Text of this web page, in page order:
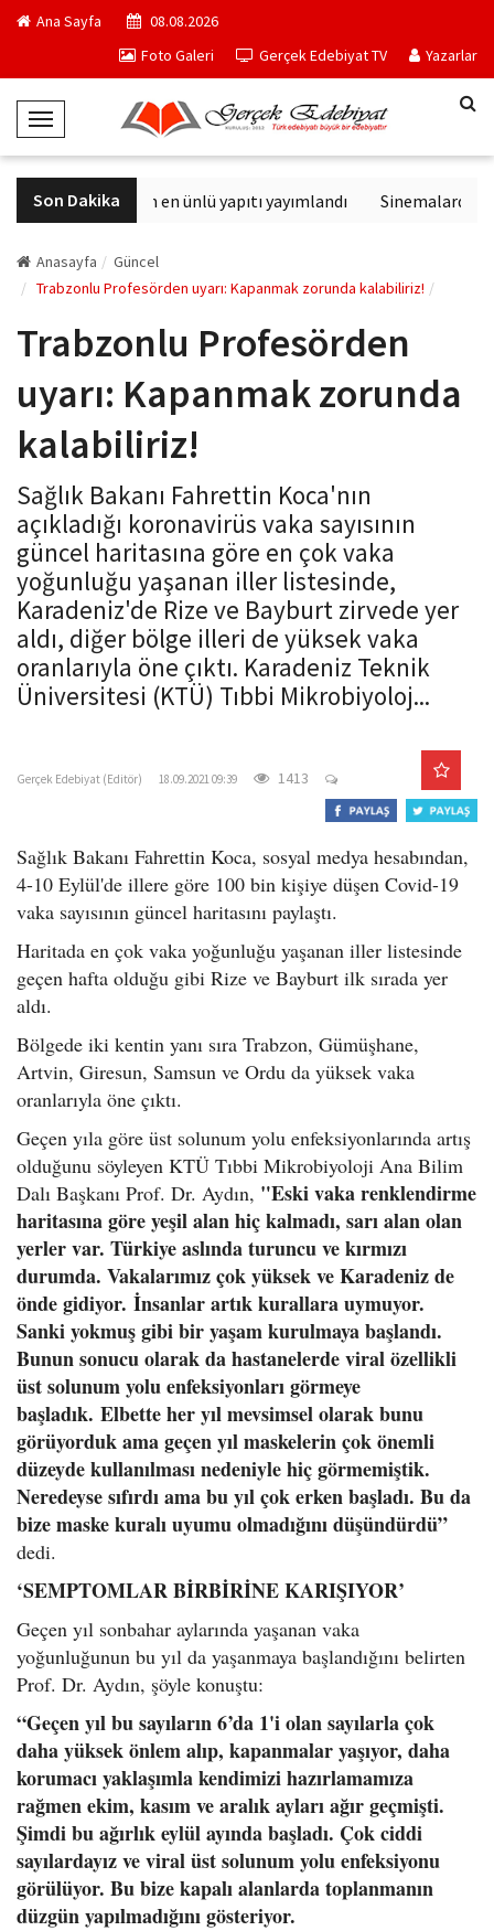
Ana Sayfa
08.08.2026
Foto Galeri
Gerçek Edebiyat TV Yazarlar
T
o
g
g
e
N
v
g
t
o
n
Son Dakika
Philip K. Dick'in en ünlü yapıtı yayımlandı Sinemalarda
Anasayfa
Güncel
Trabzonlu Profesörden uyarı: Kapanmak zorunda kalabiliriz!
Trabzonlu Profesörden
uyarı: Kapanmak zorunda
kalabiliriz!
Sağlık Bakanı Fahrettin Koca'nın
açıkladığı koronavirüs vaka sayısının
güncel haritasına göre en çok vaka
yoğunluğu yaşanan iller listesinde,
Karadeniz'de Rize ve Bayburt zirvede yer
aldı, diğer bölge illeri de yüksek vaka
oranlarıyla öne çıktı. Karadeniz Teknik
Üniversitesi (KTÜ) Tıbbi Mikrobiyoloj...
Gerçek Edebiyat (Editör) 18.09.2021 09:39 1413
Sağlık Bakanı Fahrettin Koca, sosyal medya hesabından,
4-10 Eylül'de illere göre 100 bin kişiye düşen Covid-19
vaka sayısının güncel haritasını paylaştı.
Haritada en çok vaka yoğunluğu yaşanan iller listesinde
geçen hafta olduğu gibi Rize ve Bayburt ilk sırada yer
aldı.
Bölgede iki kentin yanı sıra Trabzon, Gümüşhane,
Artvin, Giresun, Samsun ve Ordu da yüksek vaka
oranlarıyla öne çıktı.
Geçen yıla göre üst solunum yolu enfeksiyonlarında artış
olduğunu söyleyen KTÜ Tıbbi Mikrobiyoloji Ana Bilim
Dalı Başkanı Prof. Dr. Aydın, "Eski vaka renklendirme
haritasına göre yeşil alan hiç kalmadı, sarı alan olan
yerler var. Türkiye aslında turuncu ve kırmızı
durumda. Vakalarımız çok yüksek ve Karadeniz de
önde gidiyor. İnsanlar artık kurallara uymuyor.
Sanki yokmuş gibi bir yaşam kurulmaya başlandı.
Bunun sonucu olarak da hastanelerde viral özellikli
üst solunum yolu enfeksiyonları görmeye
başladık. Elbette her yıl mevsimsel olarak bunu
görüyorduk ama geçen yıl maskelerin çok önemli
düzeyde kullanılması nedeniyle hiç görmemiştik.
Neredeyse sıfırdı ama bu yıl çok erken başladı. Bu da
bize maske kuralı uyumu olmadığını düşündürdü”
dedi.
‘SEMPTOMLAR BİRBİRİNE KARIŞIYOR’
Geçen yıl sonbahar aylarında yaşanan vaka
yoğunluğunun bu yıl da yaşanmaya başlandığını belirten
Prof. Dr. Aydın, şöyle konuştu:
“Geçen yıl bu sayıların 6’da 1'i olan sayılarla çok
daha yüksek önlem alıp, kapanmalar yaşıyor, daha
korumacı yaklaşımla kendimizi hazırlamamıza
rağmen ekim, kasım ve aralık ayları ağır geçmişti.
Şimdi bu ağırlık eylül ayında başladı. Çok ciddi
sayılardayız ve viral üst solunum yolu enfeksiyonu
görülüyor. Bu bize kapalı alanlarda toplanmanın
düzgün yapılmadığını gösteriyor.